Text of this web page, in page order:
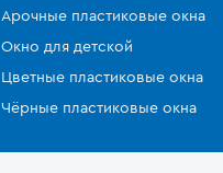
Арочные пластиковые окна
Окно для детской
Цветные пластиковые окна
Чёрные пластиковые окна